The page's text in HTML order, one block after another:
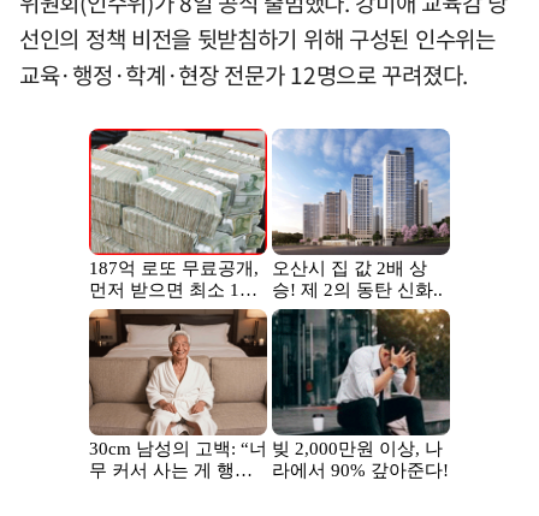
선인의 정책 비전을 뒷받침하기 위해 구성된 인수위는
교육·행정·학계·현장 전문가 12명으로 꾸려졌다.